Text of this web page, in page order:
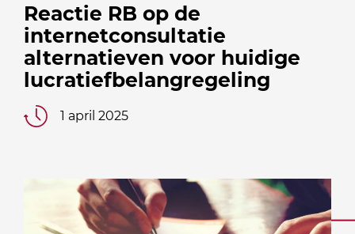
Reactie RB op de
internetconsultatie
alternatieven voor huidige
lucratiefbelangregeling
1 april 2025